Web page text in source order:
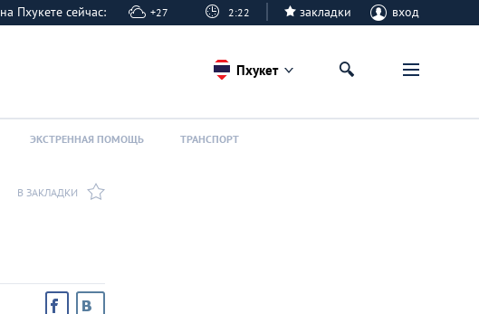
на Пхукете сейчас: +27 2:22 закладки вход
Пхукет
ЭКСТРЕННАЯ ПОМОЩЬ ТРАНСПОРТ
В ЗАКЛАДКИ